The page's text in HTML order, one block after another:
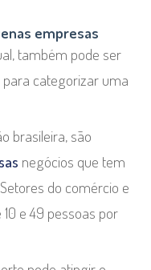
empresas
também pode ser
categorizar uma
brasileira, são
negócios que tem
do comércio e
e 49 pessoas por